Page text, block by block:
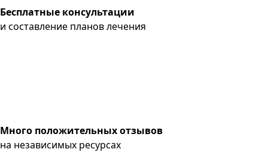
Бесплатные консультации
и составление планов лечения
Много положительных отзывов
на независимых ресурсах